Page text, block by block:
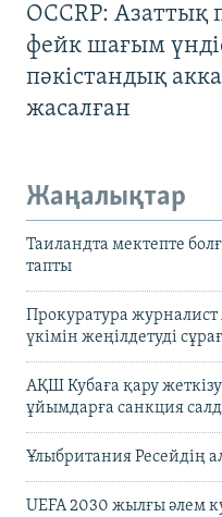
OCCRP:
фейк шағым
пәкістандық
жасалған
Жаңалықтар
Таиландта мектепте
тапты
Прокуратура
үкімін жеңілдетуді
АҚШ Кубаға қару
ұйымдарға санкция
Ұлыбритания Ресейдің
UEFA 2030 жылғы әлем